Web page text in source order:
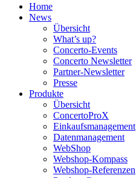
Home
News
Übersicht
What’s up?
Concerto-Events
Concerto Newsletter
Partner-Newsletter
Presse
Produkte
Übersicht
ConcertoProX
Einkaufsmanagement
Datenmanagement
WebShop
Webshop-Kompass
Webshop-Referenzen